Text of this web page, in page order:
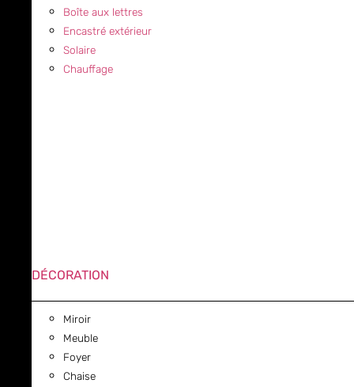
Boîte aux lettres
Encastré extérieur
Solaire
Chauffage
DÉCORATION
Miroir
Meuble
Foyer
Chaise